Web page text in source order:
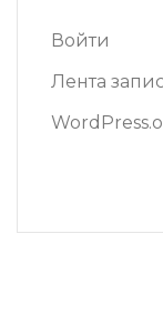
Войти
Лента